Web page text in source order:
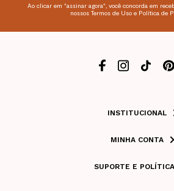
Ao clicar em "assinar agora", você concorda em
nossos Termos de Uso e Política de
INSTITUCIONAL
MINHA CONTA
SUPORTE E